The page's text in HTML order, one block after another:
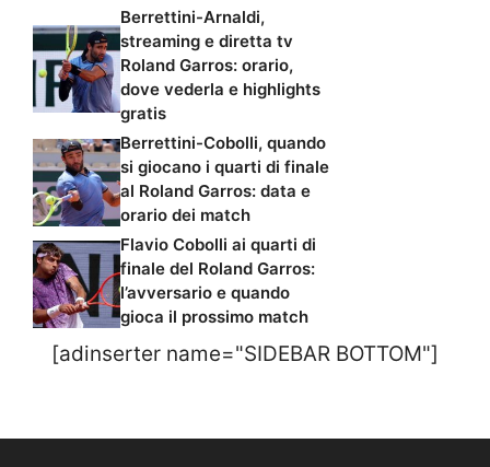
Berrettini-Arnaldi,
streaming e diretta tv
Roland Garros: orario,
dove vederla e highlights
gratis
Berrettini-Cobolli, quando
si giocano i quarti di finale
al Roland Garros: data e
orario dei match
Flavio Cobolli ai quarti di
finale del Roland Garros:
l’avversario e quando
gioca il prossimo match
[adinserter name="SIDEBAR BOTTOM"]